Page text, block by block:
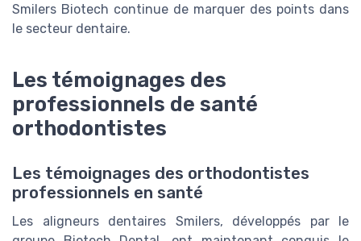
Smilers Biotech continue de marquer des points dans
le secteur dentaire.
Les témoignages des
professionnels de santé
orthodontistes
Les témoignages des orthodontistes
professionnels en santé
Les aligneurs dentaires Smilers, développés par le